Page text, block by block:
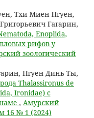
Тхи Миен Нгуен,
Гагарин,
Enoplida,
рифов у
зоологический
Нгуен Динь Ты,
Thalassironus de
Ironidae) c
, Амурский
16 № 1 (2024)